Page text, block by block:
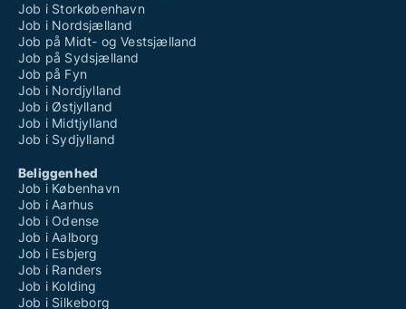
Job i Storkøbenhavn
Job i Nordsjælland
Job på Midt- og Vestsjælland
Job på Sydsjælland
Job på Fyn
Job i Nordjylland
Job i Østjylland
Job i Midtjylland
Job i Sydjylland
Beliggenhed
Job i København
Job i Aarhus
Job i Odense
Job i Aalborg
Job i Esbjerg
Job i Randers
Job i Kolding
Job i Silkeborg